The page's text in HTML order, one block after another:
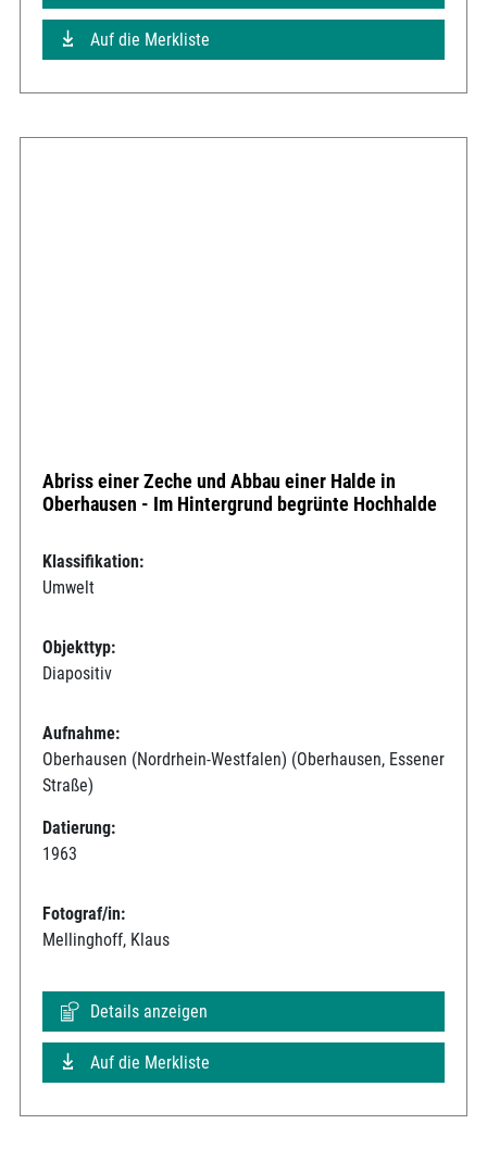
Auf die Merkliste
Abriss einer Zeche und Abbau einer Halde in
Oberhausen - Im Hintergrund begrünte Hochhalde
Klassifikation:
Umwelt
Objekttyp:
Diapositiv
Aufnahme:
Oberhausen (Nordrhein-Westfalen) (Oberhausen, Essener
Straße)
Datierung:
1963
Fotograf/in:
Mellinghoff, Klaus
Details anzeigen
Auf die Merkliste